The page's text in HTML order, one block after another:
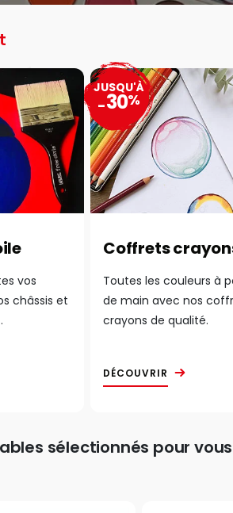
vos
châssis et
Coffrets
Toutes les couleurs à
de main avec nos
crayons de qualité.
DÉCOUVRIR
JUSQU'À
-30%
sélectionnés pour vous